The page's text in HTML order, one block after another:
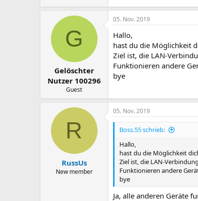
G
Gelöschter
Nutzer 100296
Guest
05. Nov. 2019
Hallo,
hast du die Möglichkeit
Ziel ist, die LAN-
Funktionieren andere
bye
R
RussUs
New member
05. Nov. 2019
Boss.55 schrieb:
Hallo,
hast du die Möglichkeit
Ziel ist, die LAN-
Funktionieren andere
bye
Ja, alle anderen Geräte